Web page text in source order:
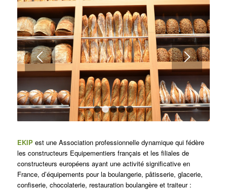
1 3 4 5
EKIPest une Association professionnelle dynamique qui fédère
les constructeurs Equipementiers français et les filiales de
constructeurs européens ayant une activité significative en
France, d’équipements pour la boulangerie, pâtisserie, glacerie,
confiserie, chocolaterie, restauration boulangère et traiteur :